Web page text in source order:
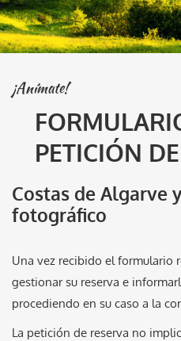
¡Anímate!
PETICIÓN
Costas de Algarve
fotográfico
Una vez recibido el formulario
gestionar su reserva e
procediendo en su caso a la
La petición de reserva no